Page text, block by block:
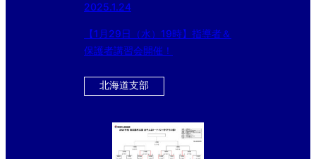
2025.1.24
【1月29日（水）19時】指導者＆
保護者講習会開催！
北海道支部